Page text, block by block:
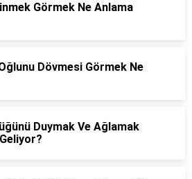
Görmek Ne Anlama
Dövmesi Görmek Ne
Duymak Ve Ağlamak